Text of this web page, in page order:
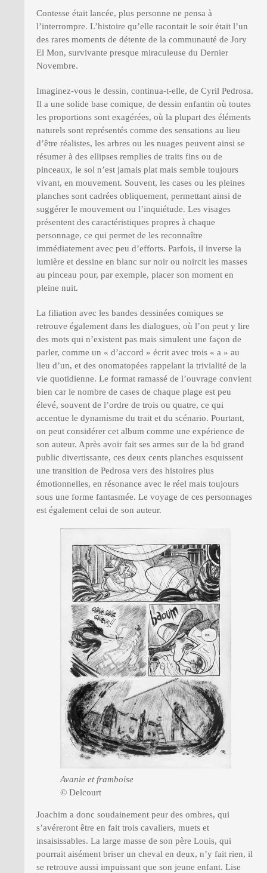
Contesse était lancée, plus personne ne pensa à
l’interrompre. L’histoire qu’elle racontait le soir était l’un
des rares moments de détente de la communauté de Jory
El Mon, survivante presque miraculeuse du Dernier
Novembre.
Imaginez-vous le dessin, continua-t-elle, de Cyril Pedrosa.
Il a une solide base comique, de dessin enfantin où toutes
les proportions sont exagérées, où la plupart des éléments
naturels sont représentés comme des sensations au lieu
d’être réalistes, les arbres ou les nuages peuvent ainsi se
résumer à des ellipses remplies de traits fins ou de
pinceaux, le sol n’est jamais plat mais semble toujours
vivant, en mouvement. Souvent, les cases ou les pleines
planches sont cadrées obliquement, permettant ainsi de
suggérer le mouvement ou l’inquiétude. Les visages
présentent des caractéristiques propres à chaque
personnage, ce qui permet de les reconnaître
immédiatement avec peu d’efforts. Parfois, il inverse la
lumière et dessine en blanc sur noir ou noircit les masses
au pinceau pour, par exemple, placer son moment en
pleine nuit.
La filiation avec les bandes dessinées comiques se
retrouve également dans les dialogues, où l’on peut y lire
des mots qui n’existent pas mais simulent une façon de
parler, comme un « d’accord » écrit avec trois « a » au
lieu d’un, et des onomatopées rappelant la trivialité de la
vie quotidienne. Le format ramassé de l’ouvrage convient
bien car le nombre de cases de chaque plage est peu
élevé, souvent de l’ordre de trois ou quatre, ce qui
accentue le dynamisme du trait et du scénario. Pourtant,
on peut considérer cet album comme une expérience de
son auteur. Après avoir fait ses armes sur de la bd grand
public divertissante, ces deux cents planches esquissent
une transition de Pedrosa vers des histoires plus
émotionnelles, en résonance avec le réel mais toujours
sous une forme fantasmée. Le voyage de ces personnages
est également celui de son auteur.
Avanie et framboise
© Delcourt
Joachim a donc soudainement peur des ombres, qui
s’avéreront être en fait trois cavaliers, muets et
insaisissables. La large masse de son père Louis, qui
pourrait aisément briser un cheval en deux, n’y fait rien, il
se retrouve aussi impuissant que son jeune enfant. Lise